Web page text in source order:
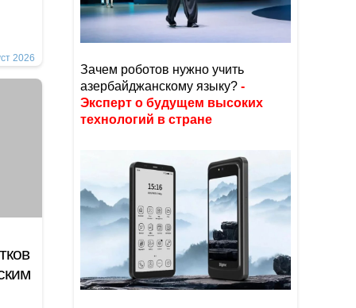
2026
Зачем роботов нужно учить
азербайджанскому языку? -
Эксперт о будущем высоких
технологий в стране